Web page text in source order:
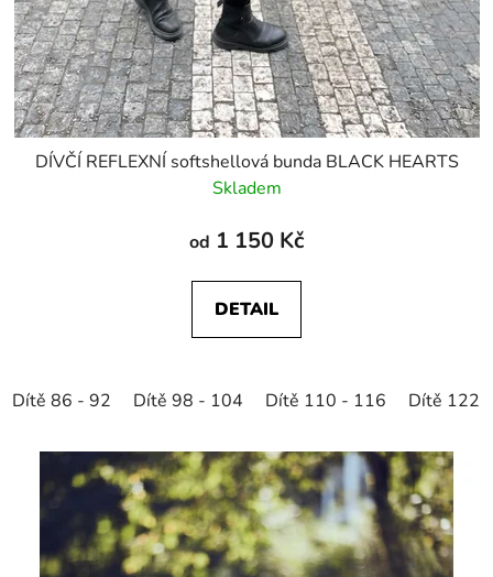
DÍVČÍ REFLEXNÍ softshellová bunda BLACK HEARTS
Skladem
od 1 150 Kč
DETAIL
Dítě 86 - 92 Dítě 98 - 104 Dítě 110 - 116 Dítě 122